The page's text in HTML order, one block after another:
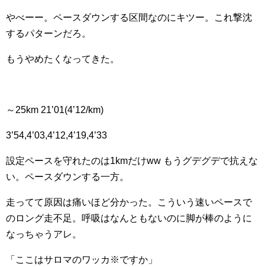
やべーー。ペースダウンする区間なのにキツー。これ撃沈
するパターンだろ。
もうやめたくなってきた。
～25km 21’01(4’12/km)
3’54,4’03,4’12,4’19,4’33
設定ペースを守れたのは1kmだけww もうグデグデで抗えな
い。ペースダウンする一方。
走ってて原因は痛いほど分かった。こういう速いペースで
のロング走不足。呼吸はなんともないのに脚が棒のように
なっちゃうアレ。
「ここはサロマのワッカ※ですか」